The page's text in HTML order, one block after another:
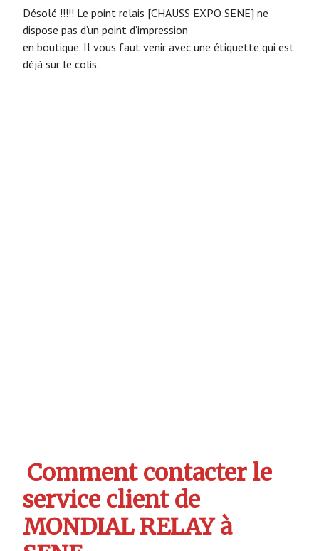
Désolé !!!!! Le point relais [CHAUSS EXPO SENE] ne
dispose pas d’un point d’impression
en boutique. Il vous faut venir avec une étiquette qui est
déjà sur le colis.
Comment contacter le
service client de
MONDIAL RELAY à